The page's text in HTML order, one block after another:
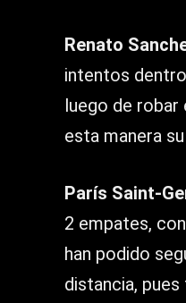
Renato
intentos
luego de robar
esta manera
París Saint-
2 empates,
han podido
distancia,